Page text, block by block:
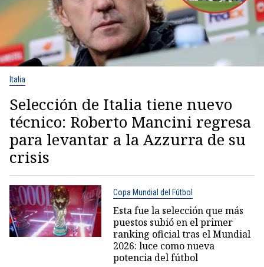
Italia
Selección de Italia tiene nuevo
técnico: Roberto Mancini regresa
para levantar a la Azzurra de su
crisis
Copa Mundial del Fútbol
Esta fue la selección que más
puestos subió en el primer
ranking oficial tras el Mundial
2026: luce como nueva
potencia del fútbol